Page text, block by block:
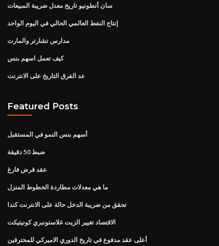
سان أنطونيو تاريخ معدل ضريبة المبيعات
إنتاج النفط العالمي الحالي في اليوم الواحد
مدارس تشارتر والمارت
كيف تعمل اسهم بنس
عد الفرق التاريخ على الانترنت
Featured Posts
أسهم بنس النمو في المستقبل
ضبط 50 دقيقة
عقد قرض فارغ
ما هي معدلات مطاردة الخطوط المنزل
تحقق من ضريبة الدخل حالة على الانترنت كندا
الاقتصاد تغيير الزيت غلاستونبري كونيتيكت
أعلى عقد مدفوع في تاريخ الدوري الاميركي للمحترفين